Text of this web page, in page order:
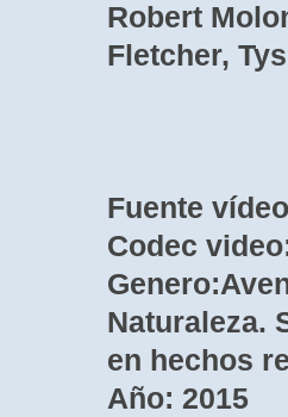
Robert
Fletcher,
Fuente
Codec
Naturaleza.
en hechos
Año: 2015